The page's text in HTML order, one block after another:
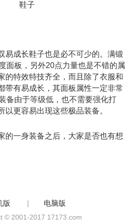
鞋子
易成长鞋子也是必不可少的。满锻
面板，另外20点力量也是不错的属
的特效特技齐全，而且除了衣服和
带有易成长，其面板属性一定非常
备由于等级低，也不需要强化打
以更容易出现这些极品装备。
的一身装备之后，大家是否也有想
版 | 电脑版
© 2001-2017 17173.com